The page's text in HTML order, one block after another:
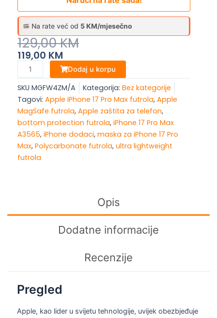
Na rate već od 5 KM/mjesečno
129,00KM
Original
Price
Was:
129,00 KM.
119,00 KM
Current
Price
Is:
119,00 KM.
iPhone
17
Pro
Max
Clear
Case
with
MagSafe,Model
A3565
Dodaj u korpu
SKU MGFW4ZM/A Kategorija: Bez kategorije
Tagovi: Apple iPhone 17 Pro Max futrola, Apple
MagSafe futrola, Apple zaštita za telefon,
bottom protection futrola, iPhone 17 Pro Max
A3565, iPhone dodaci, maska za iPhone 17 Pro
Max, Polycarbonate futrola, ultra lightweight
futrola
Opis
Dodatne informacije
Recenzije
Pregled
Apple, kao lider u svijetu tehnologije, uvijek obezbjeđuje